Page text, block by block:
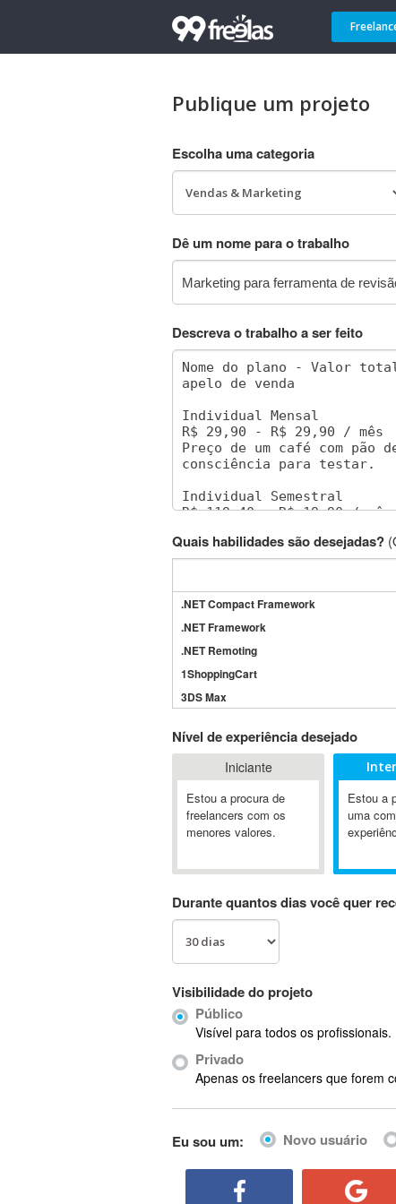
Publique um projeto
Escolha uma categoria
Dê um nome para o trabalho
Descreva o trabalho a ser feito
Quais habilidades são desejadas?
.NET Compact Framework
.NET Framework
.NET Remoting
1ShoppingCart
3DS Max
4D Dimension
A&P
A-GPS
A2Billing
ABAP
AbleCommerce
Ableton
Ableton Push
Absynth
Nível de experiência desejado
Iniciante
Estou a procura de
freelancers com os
menores valores.
Estou a
uma
Durante quantos dias você quer
Visibilidade do projeto
Público
Visível para todos os profissionais.
Privado
Apenas os freelancers que forem
Eu sou um: Novo usuário